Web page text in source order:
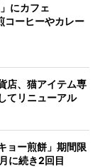
にカフェ
コーヒーやカレー
店、猫アイテム専
てリニューアル
ョー煎餅」期間限
に続き2回目